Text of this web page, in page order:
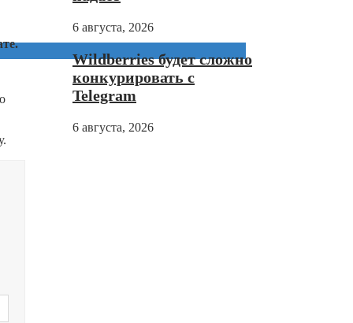
6 августа, 2026
Wildberries будет сложно
конкурировать с
Telegram
6 августа, 2026